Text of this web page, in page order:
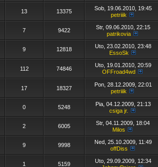
13 13375
Sob, 19.06.2010, 19:45
petriiik
7 9422
Str, 09.06.2010, 22:15
patrikovia
9 12818
Uto, 23.02.2010, 23:48
EssoSk
112 74846
Uto, 19.01.2010, 20:59
OFFroad4wd
17 18327
Pon, 28.12.2009, 22:01
petriiik
0 5248
Pia, 04.12.2009, 21:13
csiga jr.
2 6005
Str, 04.11.2009, 18:04
Milos
9 9998
Ned, 25.10.2009, 11:49
offDiss
1 5159
Uto, 29.09.2009, 12:34